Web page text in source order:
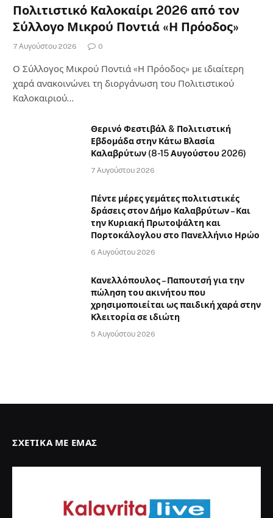
Πολιτιστικό Καλοκαίρι 2026 από τον
Σύλλογο Μικρού Ποντιά «Η Πρόοδος»
7 Αυγούστου 2026 0
Ο Σύλλογος Μικρού Ποντιά «Η Πρόοδος» με ιδιαίτερη
χαρά ανακοινώνει τη διοργάνωση του Πολιτιστικού
Καλοκαιριού…
Θερινό Φεστιβάλ & Πολιτιστική
Εβδομάδα στην Κάτω Βλασία
Καλαβρύτων (8-15 Αυγούστου 2026)
7 Αυγούστου 2026
Πέντε μέρες γεμάτες πολιτιστικές
δράσεις στον Δήμο Καλαβρύτων – Και
την Κυριακή Πρωτοψάλτη και
Πορτοκάλογλου στο Πανελλήνιο Ηρώο
6 Αυγούστου 2026
Κανελλόπουλος – Παπουτσή για την
πώληση του ακινήτου που
χρησιμοποιείται ως παιδική χαρά στην
Κλειτορία σε ιδιώτη
5 Αυγούστου 2026
ΣΧΕΤΙΚΆ ΜΕ ΕΜΆΣ